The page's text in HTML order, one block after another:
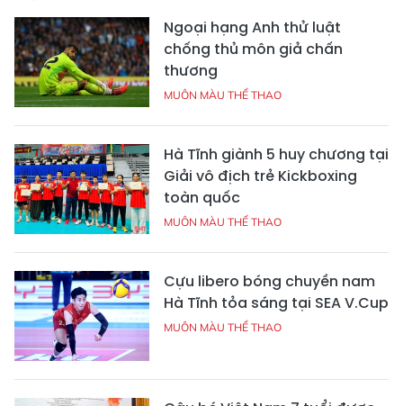
Ngoại hạng Anh thử luật
chống thủ môn giả chấn
thương
MUÔN MÀU THỂ THAO
Hà Tĩnh giành 5 huy chương tại
Giải vô địch trẻ Kickboxing
toàn quốc
MUÔN MÀU THỂ THAO
Cựu libero bóng chuyền nam
Hà Tĩnh tỏa sáng tại SEA V.Cup
MUÔN MÀU THỂ THAO